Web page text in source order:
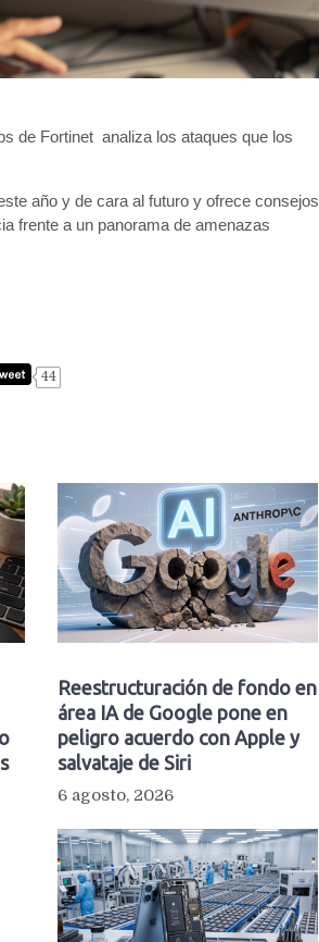
de Fortinet analiza los ataques que los
año y de cara al futuro y ofrece consejos
frente a un panorama de amenazas
44
Reestructuración de fondo en
área IA de Google pone en
peligro acuerdo con Apple y
salvataje de Siri
6 agosto, 2026